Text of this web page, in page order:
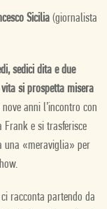
Sicilia (giornalista
sedici dita e due
si prospetta misera
nove anni l’incontro con
e si trasferisce
una «meraviglia» per
racconta partendo da